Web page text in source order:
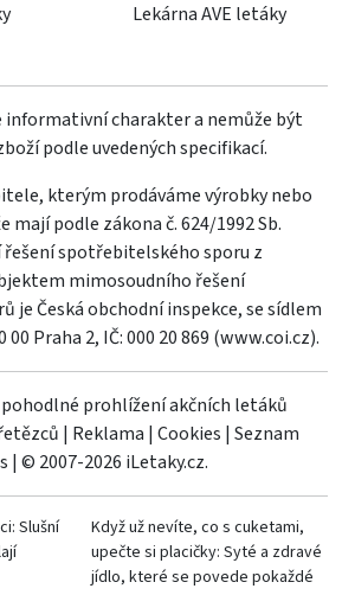
Lekárna AVE letáky
informativní charakter a nemůže být
podle uvedených specifikací.
kterým prodáváme výrobky nebo
mají podle zákona č. 624/1992 Sb.
spotřebitelského sporu z
mimosoudního řešení
je Česká obchodní inspekce, se sídlem
Praha 2, IČ: 000 20 869 (www.coi.cz).
prohlížení akčních letáků
| Reklama | Cookies | Seznam
| © 2007-2026 iLetaky.cz.
Slušní
Když už nevíte, co s cuketami,
upečte si placičky: Syté a zdravé
jídlo, které se povede pokaždé